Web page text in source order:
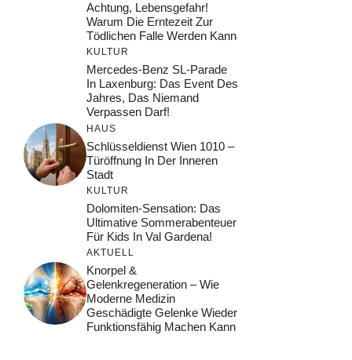
Achtung, Lebensgefahr!
Warum Die Erntezeit Zur
Tödlichen Falle Werden Kann
KULTUR
Mercedes-Benz SL-Parade
In Laxenburg: Das Event Des
Jahres, Das Niemand
Verpassen Darf!
HAUS
Schlüsseldienst Wien 1010 –
Türöffnung In Der Inneren
Stadt
KULTUR
Dolomiten-Sensation: Das
Ultimative Sommerabenteuer
Für Kids In Val Gardena!
AKTUELL
Knorpel &
Gelenkregeneration – Wie
Moderne Medizin
Geschädigte Gelenke Wieder
Funktionsfähig Machen Kann